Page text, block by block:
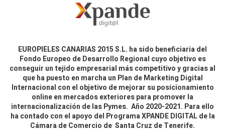
EUROPIELES CANARIAS 2015 S.L. ha sido beneficiaria del
Fondo Europeo de Desarrollo Regional cuyo objetivo es
conseguir un tejido empresarial más competitivo y gracias al
que ha puesto en marcha un Plan de Marketing Digital
Internacional con el objetivo de mejorar su posicionamiento
online en mercados exteriores para promover la
internacionalización de las Pymes. Año 2020-2021. Para ello
ha contado con el apoyo del Programa XPANDE DIGITAL de la
Cámara de Comercio de Santa Cruz de Tenerife.